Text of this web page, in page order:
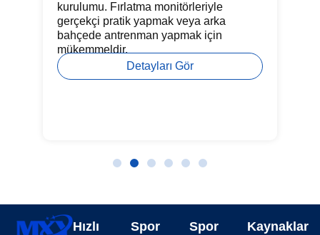
kurulumu. Fırlatma monitörleriyle
gerçekçi pratik yapmak veya arka
bahçede antrenman yapmak için
mükemmeldir.
Detayları Gör
Hızlı
Spor
Spor
Kaynaklar